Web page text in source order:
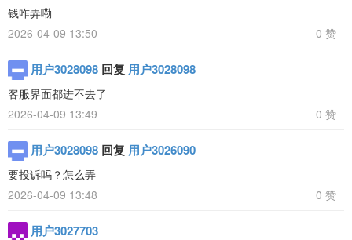
钱咋弄嘞
2026-04-09 13:50
0 赞
用户3028098 回复 用户3028098
客服界面都进不去了
2026-04-09 13:49
0 赞
用户3028098 回复 用户3026090
要投诉吗？怎么弄
2026-04-09 13:48
0 赞
用户3027703